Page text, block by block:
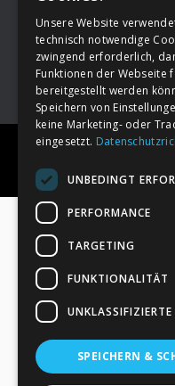
Footer →Deine
Unsere Website
technisch notwendige
zwingend erforderlich,
Funktionen der Webseite
bereitgestellt werden
Speichern von
keine Marketing- oder
eingesetzt.
UNBEDINGT
PERFORMANCE
TARGETING
FUNKTIONALITÄT
UNKLASSIFIZIERTE
SPEICHERN &